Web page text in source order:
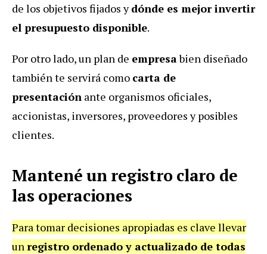
de los objetivos fijados ydónde es mejor invertir
el presupuesto disponible.
Por otro lado, un plan de empresabien diseñado
también te servirá como carta de
presentación ante organismos oficiales,
accionistas, inversores, proveedores y posibles
clientes.
Mantené un registro claro de
las operaciones
Para tomar decisiones apropiadas es clave llevar
unregistro ordenado y actualizado de todas